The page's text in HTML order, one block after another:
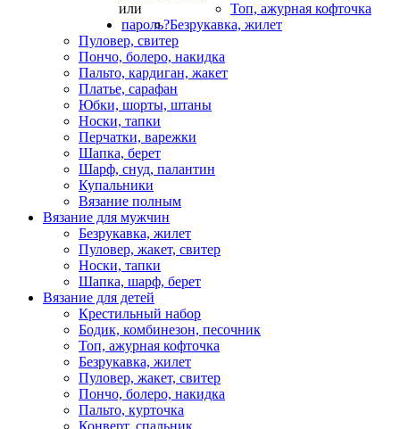
или
пароль?
Топ, ажурная кофточка
Безрукавка, жилет
Пуловер, свитер
Пончо, болеро, накидка
Пальто, кардиган, жакет
Платье, сарафан
Юбки, шорты, штаны
Носки, тапки
Перчатки, варежки
Шапка, берет
Шарф, снуд, палантин
Купальники
Вязание полным
Вязание для мужчин
Безрукавка, жилет
Пуловер, жакет, свитер
Носки, тапки
Шапка, шарф, берет
Вязание для детей
Крестильный набор
Бодик, комбинезон, песочник
Топ, ажурная кофточка
Безрукавка, жилет
Пуловер, жакет, свитер
Пончо, болеро, накидка
Пальто, курточка